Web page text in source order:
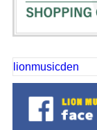
lionmusicden